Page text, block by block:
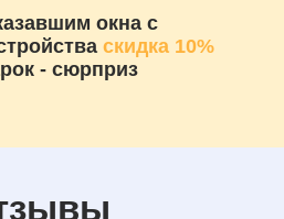
окна с
скидка 10%
- сюрприз